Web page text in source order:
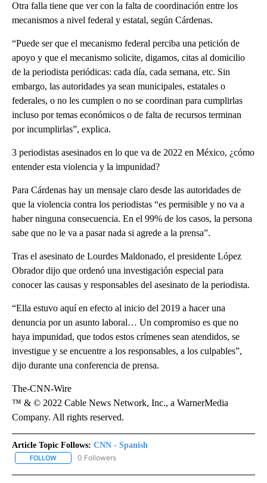
Otra falla tiene que ver con la falta de coordinación entre los
mecanismos a nivel federal y estatal, según Cárdenas.
“Puede ser que el mecanismo federal perciba una petición de
apoyo y que el mecanismo solicite, digamos, citas al domicilio
de la periodista periódicas: cada día, cada semana, etc. Sin
embargo, las autoridades ya sean municipales, estatales o
federales, o no les cumplen o no se coordinan para cumplirlas
incluso por temas económicos o de falta de recursos terminan
por incumplirlas”, explica.
3 periodistas asesinados en lo que va de 2022 en México, ¿cómo
entender esta violencia y la impunidad?
Para Cárdenas hay un mensaje claro desde las autoridades de
que la violencia contra los periodistas “es permisible y no va a
haber ninguna consecuencia. En el 99% de los casos, la persona
sabe que no le va a pasar nada si agrede a la prensa”.
Tras el asesinato de Lourdes Maldonado, el presidente López
Obrador dijo que ordenó una investigación especial para
conocer las causas y responsables del asesinato de la periodista.
“Ella estuvo aquí en efecto al inicio del 2019 a hacer una
denuncia por un asunto laboral… Un compromiso es que no
haya impunidad, que todos estos crímenes sean atendidos, se
investigue y se encuentre a los responsables, a los culpables”,
dijo durante una conferencia de prensa.
The-CNN-Wire
™ & © 2022 Cable News Network, Inc., a WarnerMedia
Company. All rights reserved.
Article Topic Follows: CNN - Spanish
FOLLOW FOLLOW "CNN - SPANISH" TO RECEIVE NOTIFICATIONS ABOUT
0 Followers